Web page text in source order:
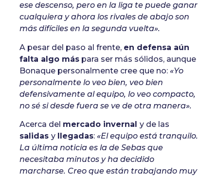
ese descenso, pero en la liga te puede ganar
cualquiera y ahora los rivales de abajo son
más difíciles en la segunda vuelta».
A pesar del paso al frente, en defensa aún
falta algo más para ser más sólidos, aunque
Bonaque personalmente cree que no: «Yo
personalmente lo veo bien, veo bien
defensivamente al equipo, lo veo compacto,
no sé si desde fuera se ve de otra manera».
Acerca del mercado invernal y de las
salidas y llegadas: «El equipo está tranquilo.
La última noticia es la de Sebas que
necesitaba minutos y ha decidido
marcharse. Creo que están trabajando muy